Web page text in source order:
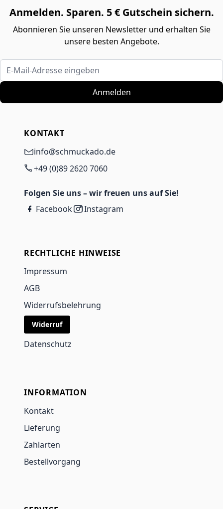
Anmelden. Sparen. 5 € Gutschein sichern.
Abonnieren Sie unseren Newsletter und erhalten Sie
unsere besten Angebote.
E-Mail-Adresse eingeben
Anmelden
KONTAKT
info@schmuckado.de
+49 (0)89 2620 7060
Folgen Sie uns – wir freuen uns auf Sie!
Facebook
Instagram
RECHTLICHE HINWEISE
Impressum
AGB
Widerrufsbelehrung
Widerruf
Datenschutz
INFORMATION
Kontakt
Lieferung
Zahlarten
Bestellvorgang